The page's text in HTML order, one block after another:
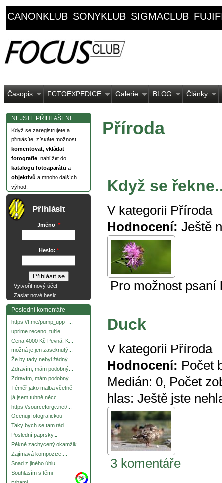
CANONKLUB SONYKLUB SIGMACLUB
Časopis FOTOEXPEDICE Galerie BLOG Články
NEJSTE PŘIHLÁŠENI
Když se zaregistrujete a
přihlásíte, získáte možnost
komentovat vkládat
fotografie , nahlížet do
katalogu fotoaparátů a
objektivů a mnoho dalších
výhod.
Přihlásit
Jméno: *
Heslo: *
Vytvořit nový účet
Zaslat nové heslo
Poslední komentáře
https://t.me/pump_upp -...
uprime receno, tuhle...
Cena 4000 Kč Pevná. K...
možná je jen zaseknutý...
Že by tady nebyl žádný
Zdravím, mám podobný...
Zdravím, mám podobný...
Téměř jako malba včetně
já jsem tuhně něco...
https://sourceforge.net/...
Oceňuji fotografickou
Taky bych se tam rád...
Poslední paprsky...
Pěkně zachycený okamžik.
Zajímavá kompozice,...
Snad z jiného úhlu
Souhlasím s těmi
more
Příroda
Když se
V kategorii Příroda
Hodnocení: Ještě
Pro možnost
Duck
V kategorii Příroda
Hodnocení: Počet
Medián: 0, Počet
hlas: Ještě jste
3 komentáře